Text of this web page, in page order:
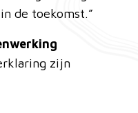
de toekomst.”
zijn